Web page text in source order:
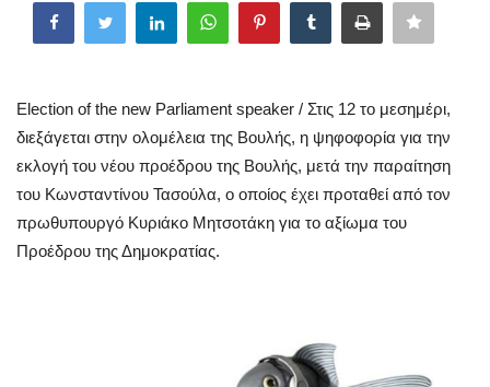
Arts & Culture
Mykonos Ticker TV
Sport
Sustainability
Election of the new Parliament speaker / Στις 12 το μεσημέρι,
διεξάγεται στην ολομέλεια της Βουλής, η ψηφοφορία για την
εκλογή του νέου προέδρου της Βουλής, μετά την παραίτηση
του Κωνσταντίνου Τασούλα, ο οποίος έχει προταθεί από τον
πρωθυπουργό Κυριάκο Μητσοτάκη για το αξίωμα του
Προέδρου της Δημοκρατίας.